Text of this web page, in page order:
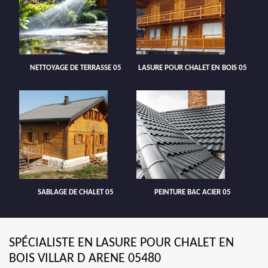
NETTOYAGE DE TERRASSE 05 LASURE POUR CHALET EN BOIS 05
SABLAGE DE CHALET 05 PEINTURE BAC ACIER 05
SPÉCIALISTE EN LASURE POUR CHALET EN
BOIS VILLAR D ARENE 05480